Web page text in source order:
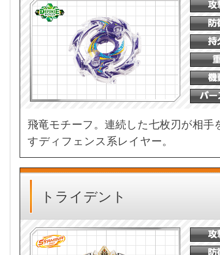
飛竜モチーフ。連続した七枚刃が相手
すディフェンス系レイヤー。
トライデント